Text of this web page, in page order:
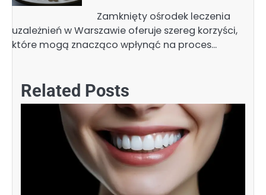
Zamknięty ośrodek leczenia
uzależnień w Warszawie oferuje szereg korzyści,
które mogą znacząco wpłynąć na proces…
Related Posts